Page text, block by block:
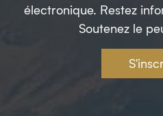
électronique. Restez
Soutenez le